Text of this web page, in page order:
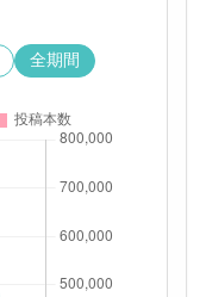
全期間